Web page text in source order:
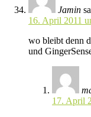
Jamin
16. April 2011
wo bleibt denn
und
17. April